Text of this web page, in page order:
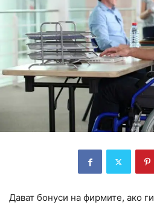
Дават бонуси на фирмите, ако